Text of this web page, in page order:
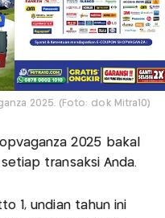
2025. (Foto: dok Mitra10)
2025 bakal
transaksi Anda.
1, undian tahun ini